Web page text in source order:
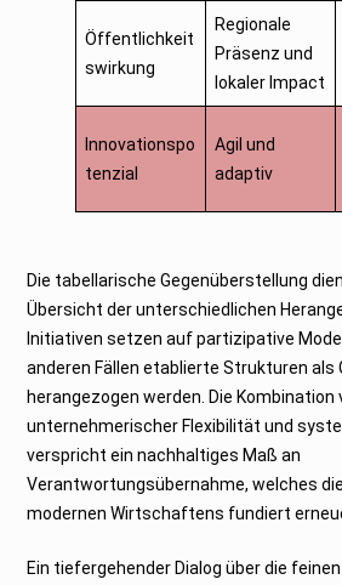
Öffentlichkeit
swirkung
Regionale
Präsenz und
lokaler Impact
Innovationspo
tenzial
Agil und
adaptiv
Die tabellarische Gegenüberstellung
Übersicht der unterschiedlichen
Initiativen setzen auf partizipative
anderen Fällen etablierte Strukturen als
herangezogen werden. Die Kombination
unternehmerischer Flexibilität und
verspricht ein nachhaltiges Maß an
Verantwortungsübernahme, welches
modernen Wirtschaftens fundiert
Ein tiefergehender Dialog über die